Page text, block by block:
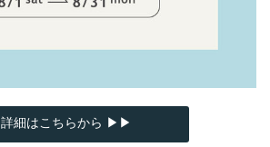
詳細はこちらから ▶▶